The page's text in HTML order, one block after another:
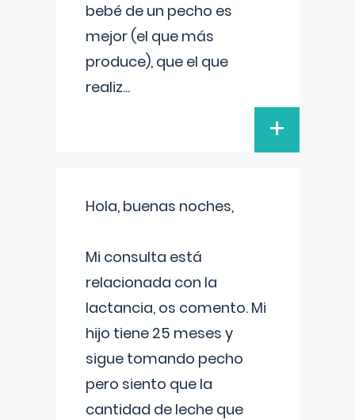
bebé de un pecho es
mejor (el que más
produce), que el que
realiz...
+
Hola, buenas noches,
Mi consulta está
relacionada con la
lactancia, os comento. Mi
hijo tiene 25 meses y
sigue tomando pecho
pero siento que la
cantidad de leche que